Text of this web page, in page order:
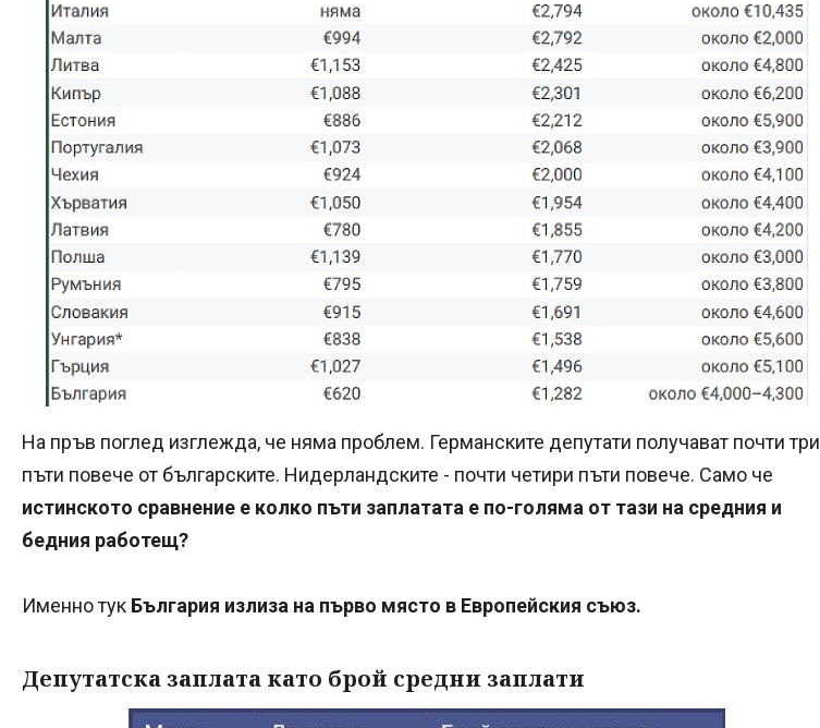
На пръв поглед изглежда, че няма проблем. Германските депутати получават почти три
пъти повече от българските. Нидерландските - почти четири пъти повече. Само че
истинското сравнение е колко пъти заплатата е по-голяма от тази на средния и
бедния работещ?
Именно тук България излиза на първо място в Европейския съюз.
Депутатска заплата като брой средни заплати